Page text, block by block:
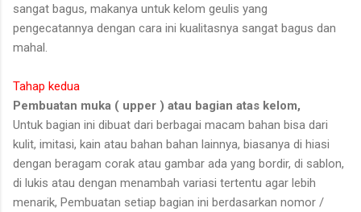
sangat bagus, makanya untuk kelom geulis yang
pengecatannya dengan cara ini kualitasnya sangat bagus dan
mahal.
Tahap kedua
Pembuatan muka ( upper ) atau bagian atas kelom,
Untuk bagian ini dibuat dari berbagai macam bahan bisa dari
kulit, imitasi, kain atau bahan bahan lainnya, biasanya di hiasi
dengan beragam corak atau gambar ada yang bordir, di sablon,
di lukis atau dengan menambah variasi tertentu agar lebih
menarik, Pembuatan setiap bagian ini berdasarkan nomor /